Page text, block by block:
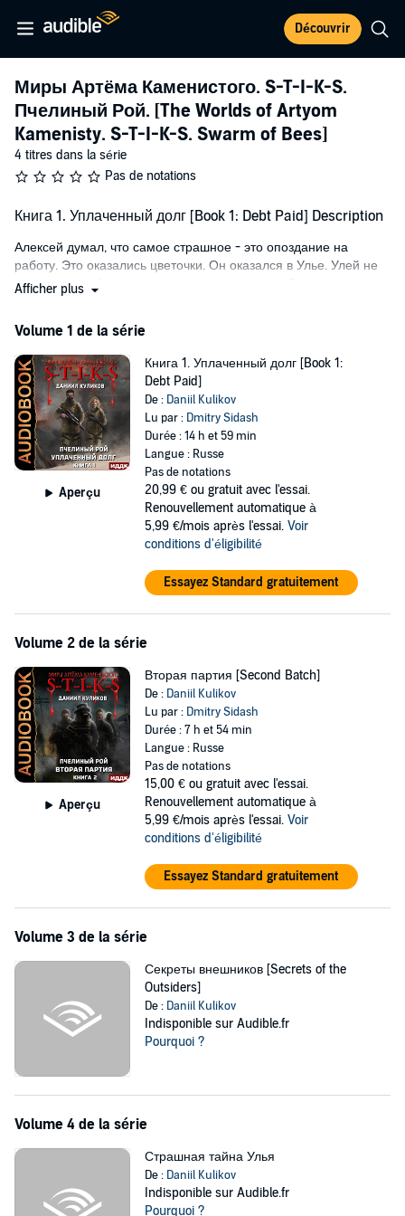
Découvrir
Миры Артёма Каменистого. S-T-I-K-S.
Пчелиный Рой. [The Worlds of Artyom
Kamenisty. S-T-I-K-S. Swarm of Bees]
4 titres dans la série
Pas de notations
Книга 1. Уплаченный долг [Book 1: Debt Paid] Description
Алексей думал, что самое страшное - это опоздание на
работу. Это оказались цветочки. Он оказался в Улье. Улей не
прощает ошибок, люди там всего лишь корм. Деньги, политика,
большая ценность здесь не оружие, сверхспособности или
жемчуг, а надёжные друзья. Каждое действие имеет
последствие, поэтому каждый долг должен быть уплачен.
Содержание цикла "Миры Артёма Каменистого. S-T-I-K-S":
Аваста Павел "Смертник"
Архипов Андрей "Второй Хранитель. Книга 1"
Архипов Андрей "Второй Хранитель. Книга 2. Антагонист"
Богданов Арт "Сердца трех"
Владимиров Денис "Вальтер"
Владимиров Денис "Парабеллум"
Вэй Катэр "Мечты сбываются. Книга 1"
Вэй Катэр "Охота на скреббера. Книга 2"
Вэй Катэр "Филант. Книга 3"
Гришанин Дмитрий "Рихтовщик. Пешка в чужой игре"
Деев Денис "Ночь Грядущая
Дорохов Михаил "Быстрее судьбы"
Евстратов Василий "Гаситель"
Евстратов Василий "Шатун. Книга 2"
Евстратов Василий "Шатун. Книга 3"
Крам Дмитрий "Подкидыши Улья"
Крам Дмитрий "Вмерзшие"
Кручинин Сергей "Беглец"
Куликов Даниил "Пчелиный Рой. Книга 1. Уплаченный долг"
Панченко Сергей "Брат во Христе"
Панченко Сергей "Брат во Христе. Второе пришествие"
Afficher plus
Volume 1 de la série
Aperçu
Книга 1. Уплаченный долг [Book 1:
Debt Paid]
De : Daniil Kulikov
Lu par : Dmitry Sidash
Durée : 14 h et 59 min
Langue : Russe
Pas de notations
20,99 € ou gratuit avec l'essai.
Renouvellement automatique à
5,99 €/mois après l'essai. Voir
conditions d'éligibilité
Essayez Standard gratuitement
Volume 2 de la série
Aperçu
Вторая партия [Second Batch]
De : Daniil Kulikov
Lu par : Dmitry Sidash
Durée : 7 h et 54 min
Langue : Russe
Pas de notations
15,00 € ou gratuit avec l'essai.
Renouvellement automatique à
5,99 €/mois après l'essai. Voir
conditions d'éligibilité
Essayez Standard gratuitement
Volume 3 de la série
Секреты внешников [Secrets of the
Outsiders]
De : Daniil Kulikov
Indisponible sur Audible.fr
Pourquoi ?
Volume 4 de la série
Страшная тайна Улья
De : Daniil Kulikov
Indisponible sur Audible.fr
Pourquoi ?